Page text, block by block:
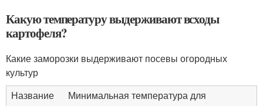
Какую температуру выдерживают всходы
картофеля?
Какие заморозки выдерживают посевы огородных
культур
Название
Минимальная температура для